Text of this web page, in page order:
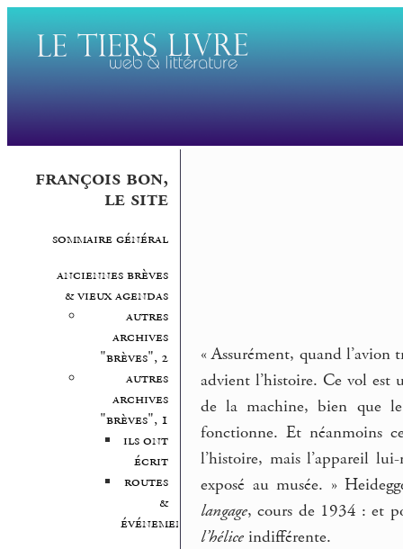
françois bon,
le site
sommaire général
anciennes brèves
& vieux agendas
autres
archives
"brèves", 2
autres
archives
"brèves", 1
ils ont
écrit
routes
&
événements
« Assurément, quand
advient l’histoire. Ce vol est
de la machine, bien que
fonctionne. Et néanmoins
l’histoire, mais l’appareil
exposé au musée. »
langage, cours de 1934 : et
l’hélice indifférente.